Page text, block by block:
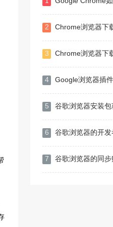
2 Chrome浏览器下载
3 Chrome浏览器下载安
4 Google浏览器插件
5 谷歌浏览器安装
6 谷歌浏览器的开发者
7 谷歌浏览器的同